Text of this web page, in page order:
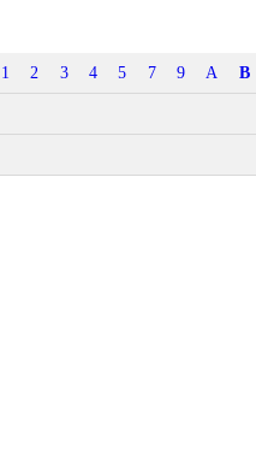
1 2 3 4 5 7 9 A B